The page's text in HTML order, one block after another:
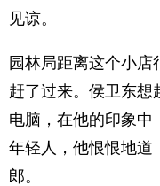
见谅。
园林局距离这个小
赶了过来。侯卫东想
电脑，在他的印象中
年轻人，他恨恨地道
郎。